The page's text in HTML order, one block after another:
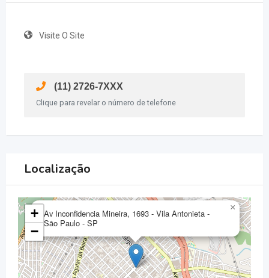
Visite O Site
(11) 2726-7XXX
Clique para revelar o número de telefone
Localização
Av Inconfidencia Mineira, 1693 - Vila Antonieta -
São Paulo - SP
×
+
−